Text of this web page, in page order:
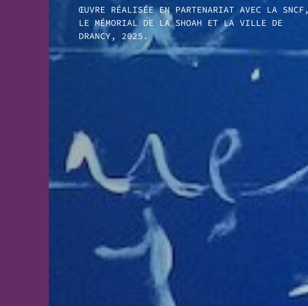
ŒUVRE RÉALISÉE EN PARTENARIAT AVEC LA SNCF,
LE MÉMORIAL DE LA SHOAH ET LA VILLE DE
DRANCY, 2025.